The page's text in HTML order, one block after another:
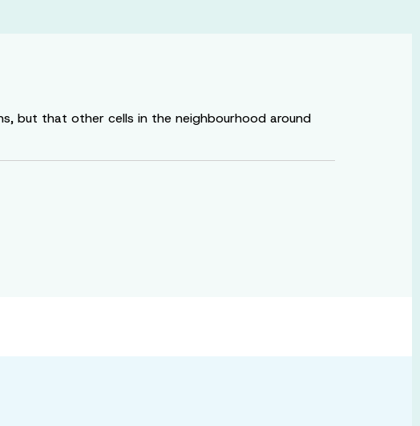
but that other cells in the neighbourhood around